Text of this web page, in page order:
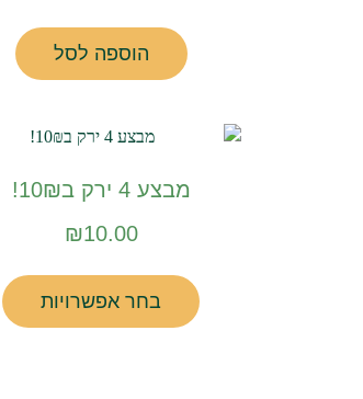
הוספה לסל
מבצע 4 ירק ב10₪!
₪10.00
בחר אפשרויות